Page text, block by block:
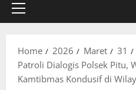
Primary
Home 2026 Maret
31
Patroli Dialogis Polsek Pitu,
Kamtibmas Kondusif di